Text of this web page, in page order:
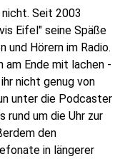
Seit 2003
Eifel" seine Späße
und Hörern im Radio.
am Ende mit lachen -
nicht genug von
unter die Podcaster
rund um die Uhr zur
den
in längerer